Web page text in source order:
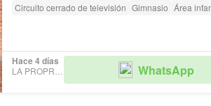
Circuito cerrado de televisión Gimnasio Área
Hace 4 días
LA PROPRIÉTÉ WhatsApp